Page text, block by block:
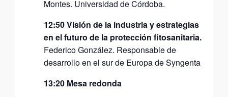
Montes. Universidad de Córdoba.
12:50 Visión de la industria y estrategias
en el futuro de la protección fitosanitaria.
Federico González. Responsable de
desarrollo en el sur de Europa de Syngenta
13:20 Mesa redonda